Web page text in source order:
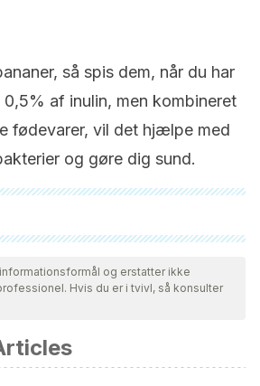
så spis dem, når du har
af inulin, men kombineret
fødevarer, vil det hjælpe med
og gøre dig sund.
grundigt gennemgået af vores team
pålidelighed, aktualitet og validitet.
blev betragtet som pålidelig og af
Kefir ? a complex probiotic. Food
Ascii=”&amp;”/>
og erstatter ikke
Hvis du er i tvivl, så konsulter